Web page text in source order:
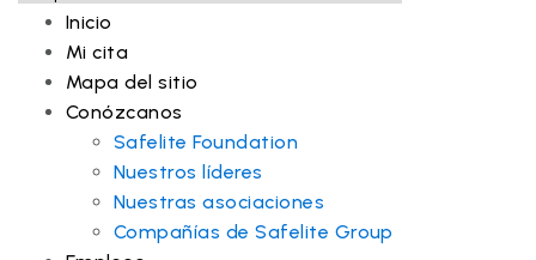
Reparación de parabrisas
Reemplazo de parabrisas
Reemplazo del vidrio trasero
Reemplazo de ventanilla lateral
Reparación de vidrio a domicilio
Reparación de ventanillas eléctricas
Recalibrado de los sistemas de seguridad
Reparación y reemplazo comercial
Reseñas de clientes
Garantía nacional
Safelite Foundation
Estamos contratando
Mi cita
Cotizar + Programar
Inicio
Mi cita
Mapa del sitio
Conózcanos
Safelite Foundation
Nuestros líderes
Nuestras asociaciones
Compañías de Safelite Group